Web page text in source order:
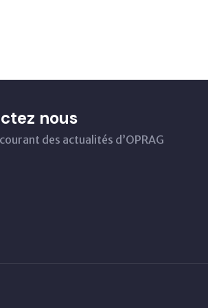
nous
des actualités d’OPRAG